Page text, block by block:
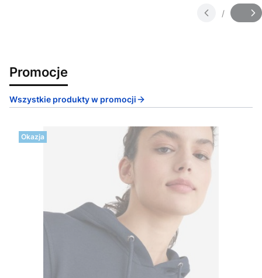
Slajd
/
z
Promocje
Wszystkie produkty w promocji
Okazja